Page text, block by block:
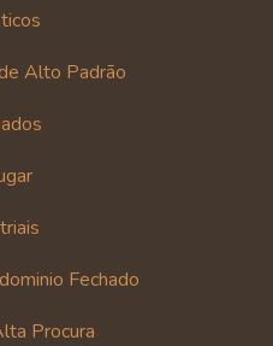
Alto Padrão
Fechado
Procura